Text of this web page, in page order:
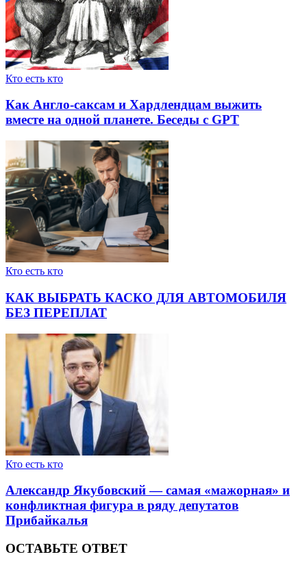
Кто есть кто
Как Англо-саксам и Хардлендцам выжить
вместе на одной планете. Беседы с GPT
Кто есть кто
КАК ВЫБРАТЬ КАСКО ДЛЯ АВТОМОБИЛЯ
БЕЗ ПЕРЕПЛАТ
Кто есть кто
Александр Якубовский — самая «мажорная» и
конфликтная фигура в ряду депутатов
Прибайкалья
ОСТАВЬТЕ ОТВЕТ